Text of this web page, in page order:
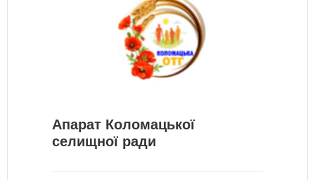
Апарат Коломацької
селищної ради